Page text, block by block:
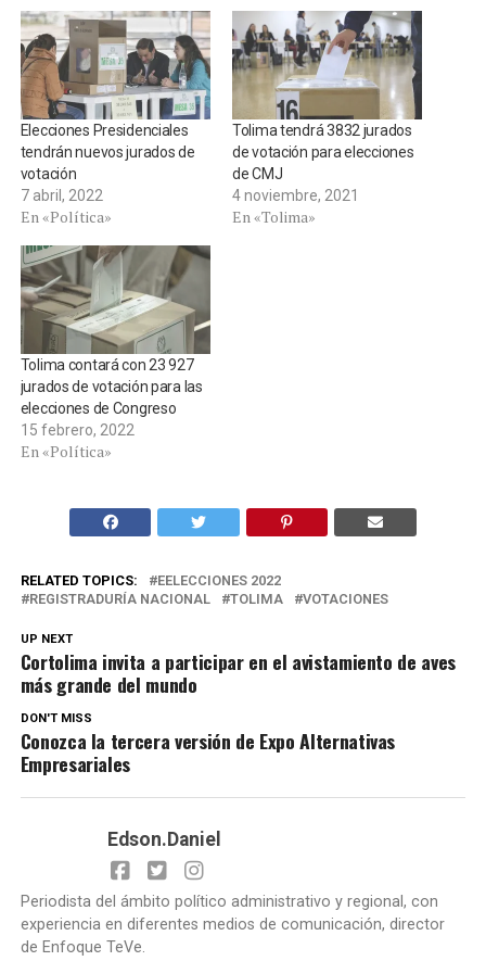
Elecciones Presidenciales
tendrán nuevos jurados de
votación
7 abril, 2022
En «Política»
Tolima tendrá 3832 jurados
de votación para elecciones
de CMJ
4 noviembre, 2021
En «Tolima»
Tolima contará con 23 927
jurados de votación para las
elecciones de Congreso
15 febrero, 2022
En «Política»
RELATED TOPICS:
EELECCIONES 2022
REGISTRADURÍA NACIONAL
TOLIMA VOTACIONES
UP NEXT
Cortolima invita a participar en el avistamiento de aves
más grande del mundo
DON'T MISS
Conozca la tercera versión de Expo Alternativas
Empresariales
Edson.Daniel
Periodista del ámbito político administrativo y regional, con
experiencia en diferentes medios de comunicación, director
de Enfoque TeVe.